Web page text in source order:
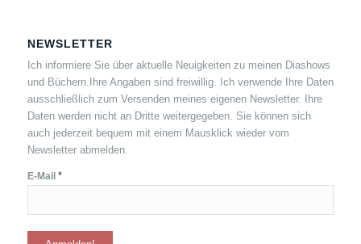
NEWSLETTER
Ich informiere Sie über aktuelle Neuigkeiten zu meinen Diashows
und Büchern.Ihre Angaben sind freiwillig. Ich verwende Ihre Daten
ausschließlich zum Versenden meines eigenen Newsletter. Ihre
Daten werden nicht an Dritte weitergegeben. Sie können sich
auch jederzeit bequem mit einem Mausklick wieder vom
Newsletter abmelden.
E-Mail *